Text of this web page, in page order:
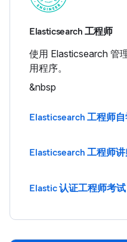
Elasticsearch 工程师
使用 Elasticsearch 管
用程序。
&nbsp
Elasticsearch 工程师
Elasticsearch 工程师
Elastic 认证工程师考试